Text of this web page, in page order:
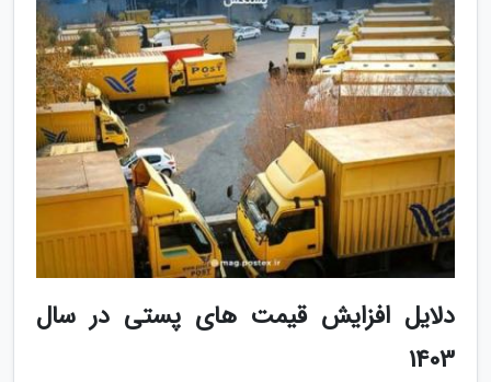
دلایل افزایش قیمت های پستی در سال
1403